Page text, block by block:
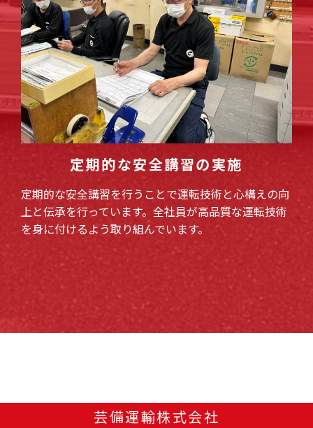
定期的な安全講習の実施
定期的な安全講習を行うことで運転技術と心構えの向
上と伝承を行っています。全社員が高品質な運転技術
を身に付けるよう取り組んでいます。
芸備運輸株式会社